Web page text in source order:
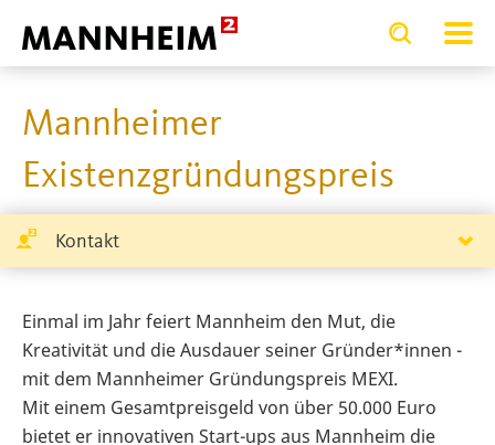
Toggle
search
input
Toggle
search
input
Mannheimer
Existenzgründungspreis
Kontakt
Einmal im Jahr feiert Mannheim den Mut, die
Kreativität und die Ausdauer seiner Gründer*innen -
mit dem Mannheimer Gründungspreis MEXI.
Mit einem Gesamtpreisgeld von über 50.000 Euro
bietet er innovativen Start-ups aus Mannheim die